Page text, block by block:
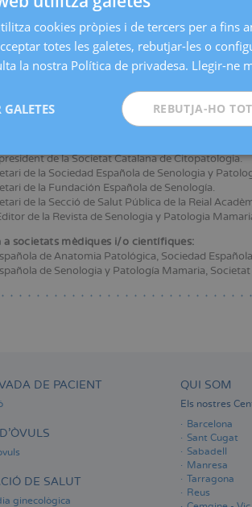
de la Reial Acadèmia de Farmàcia de
Ginecològica.
mamària.
de la Societat Catalana de Citopatologia.
de la Sociedad Española de Senologia y
de la Fundación Española de Senología.
de la Secció de Salut Pública de la Reial
de la Revista de Senologia y Patologia
a societats mèdiques i/o científiques:
de Anatomia Patológica, Sociedad
de Senologia y Patología Mamaria,
DE PACIENT
DE SALUT
ginecològica
QUI SOM
Els nostres
Barcelona
Sant Cugat
Sabadell
Manresa
Tarragona
Reus
cookies pròpies i de tercers per a fins
totes les galetes, rebutjar-les o
la nostra Política de privadesa. Llegir-ne
REBUTJA-HO TOT